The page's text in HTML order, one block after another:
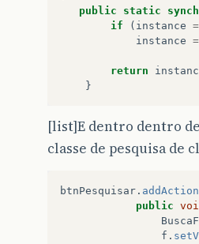
public
static
if
( instance
instance =
return
}
[list]E dentro dentro
classe de pesquisa de
btnPesquisar .
public
f .